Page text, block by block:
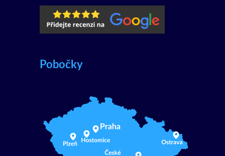
Pobočky